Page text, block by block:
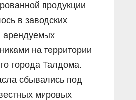
продукции
в заводских
арендуемых
на территории
города Талдома.
сбывались под
мировых